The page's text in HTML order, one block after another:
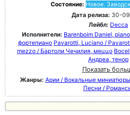
Состояние: Новое.
Дата релиза: 30-
Лейбл: Decca
Исполнители: Barenboim Daniel,
фортепиано Pavarotti, Luciano /
mezzo / Бартоли Чечилия, меццо
Андреа, тенор
Показать
Жанры: Арии / Вокальные миниатюры
Песни /